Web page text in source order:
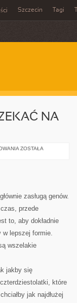
Szczecin Tagi
NA
CO
ZDROWIA?
ZOSTAŁA
zasługą genów.
przede
to, aby dokładnie
lepszej formie.
wszelakie
jakby się
które
jak najdłużej